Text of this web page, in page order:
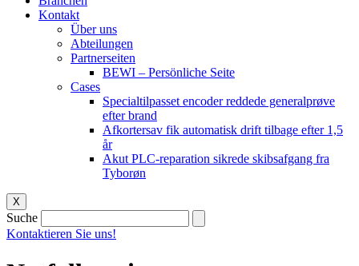
Kontakt
Über uns
Abteilungen
Partnerseiten
BEWI – Persönliche Seite
Cases
Specialtilpasset encoder reddede generalprøve
efter brand
Afkortersav fik automatisk drift tilbage efter 1,5
år
Akut PLC-reparation sikrede skibsafgang fra
Tyborøn
X
Suche
Kontaktieren Sie uns!